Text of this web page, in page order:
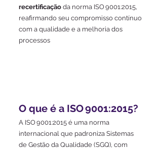
recertificação da norma ISO 9001:2015,
reafirmando seu compromisso contínuo
com a qualidade e a melhoria dos
processos
O que é a ISO 9001:2015?
A ISO 9001:2015 é uma norma
internacional que padroniza Sistemas
de Gestão da Qualidade (SGQ), com